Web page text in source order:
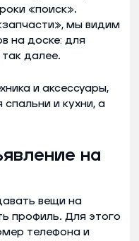
«поиск».
мы видим
на доске: для
далее.
и аксессуары,
и кухни, а
на
вещи на
профиль. Для этого
телефона и